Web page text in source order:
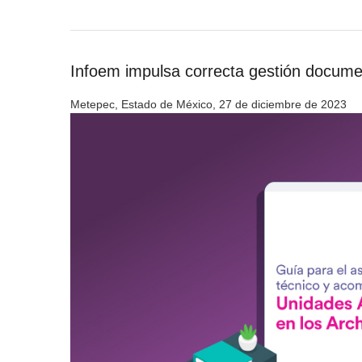
Infoem impulsa correcta gestión
Metepec, Estado de México, 27 de diciembre de 2023